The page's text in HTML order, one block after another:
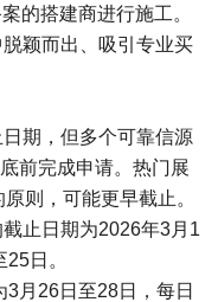
的搭建商进行施工。
颖而出、吸引专业买
期，但多个可靠信源
前完成申请。热门展
则，可能更早截止。
止日期为2026年3月1
日。
月26日至28日，每日